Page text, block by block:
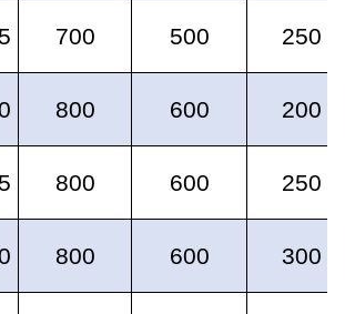
700 500 250
800 600 200
800 600 250
800 600 300